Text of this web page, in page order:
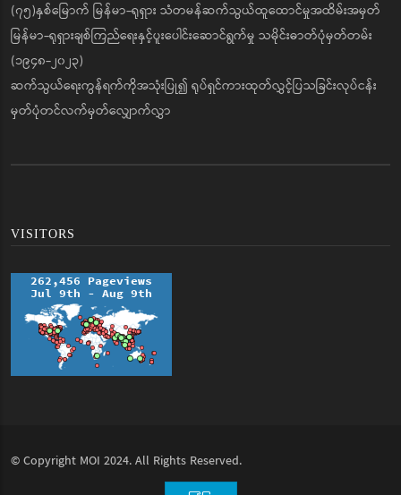
(၇၅)နှစ်မြောက် မြန်မာ-ရုရှား သံတမန်ဆက်သွယ်ထူထောင်မှုအထိမ်းအမှတ်
မြန်မာ-ရုရှားချစ်ကြည်ရေးနှင့်ပူးပေါင်းဆောင်ရွက်မှု သမိုင်းဓာတ်ပုံမှတ်တမ်း
(၁၉၄၈-၂၀၂၃)
ဆက်သွယ်ရေးကွန်ရက်ကိုအသုံးပြု၍ ရုပ်ရှင်ကားထုတ်လွှင့်ပြသခြင်းလုပ်ငန်း
မှတ်ပုံတင်လက်မှတ်လျှောက်လွှာ
VISITORS
© Copyright MOI 2024. All Rights Reserved.